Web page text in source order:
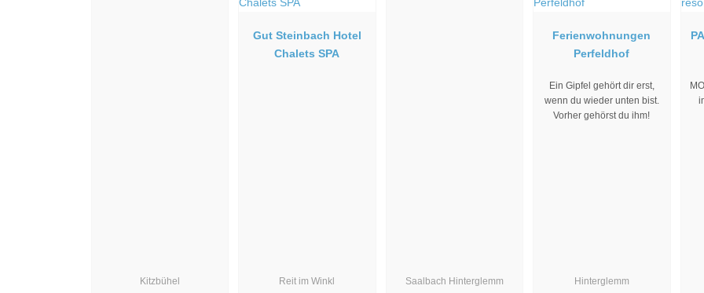
Kitzbühel
Gut Steinbach Hotel
Chalets SPA
Reit im Winkl
Saalbach Hinterglemm
Ferienwohnungen
Perfeldhof
Ein Gipfel gehört dir erst,
wenn du wieder unten bist.
Vorher gehörst du ihm!
Hinterglemm